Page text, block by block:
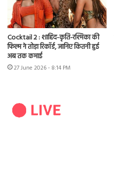
Cocktail 2 : शाहिद-कृति-रश्मिका की
फिल्म ने तोड़ा रिकॉर्ड, जानिए कितनी हुई
अब तक कमाई
27 June 2026 - 8:14 PM